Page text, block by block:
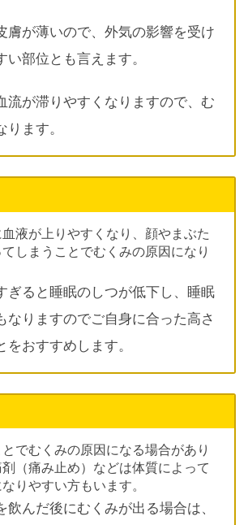
膚が薄いので、外気の影響を受け
い部位とも言えます。
流が滞りやすくなりますので、む
ります。
液が上りやすくなり、顔やまぶた
しまうことでむくみの原因になり
ぎると睡眠のしつが低下し、睡眠
なりますのでご自身に合った高さ
おすすめします。
でむくみの原因になる場合があり
（痛み止め）などは体質によって
りやすい方もいます。
飲んだ後にむくみが出る場合は、